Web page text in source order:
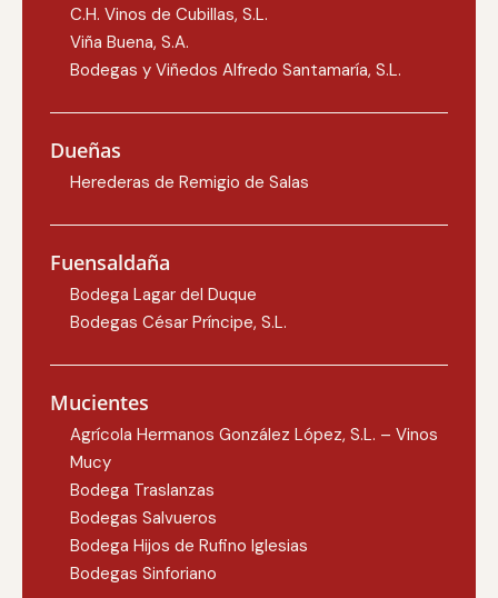
C.H. Vinos de Cubillas, S.L.
Viña Buena, S.A.
Bodegas y Viñedos Alfredo Santamaría, S.L.
Dueñas
Herederas de Remigio de Salas
Fuensaldaña
Bodega Lagar del Duque
Bodegas César Príncipe, S.L.
Mucientes
Agrícola Hermanos González López, S.L. – Vinos
Mucy
Bodega Traslanzas
Bodegas Salvueros
Bodega Hijos de Rufino Iglesias
Bodegas Sinforiano